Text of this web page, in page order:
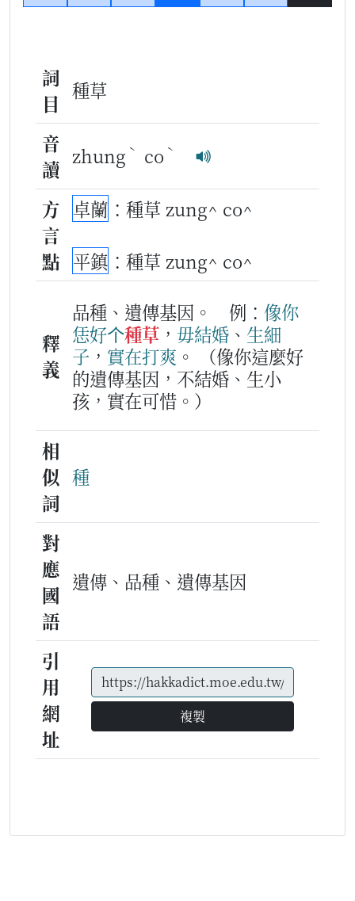
詞
目
種草
音
讀
zhung ˋ co ˋ
方
言
點
卓蘭 ：種草 zung^ co^
平鎮 ：種草 zung^ co^
釋
義
品種、遺傳基因。 例： 像你
恁好个種草 ， 毋結婚 、 生細
子 ， 實在打爽 。
（像你這麼好
的遺傳基因，不結婚、生小
孩，實在可惜。）
相
似
詞
種
對
應
國
語
遺傳、品種、遺傳基因
引
用
網
址
複製